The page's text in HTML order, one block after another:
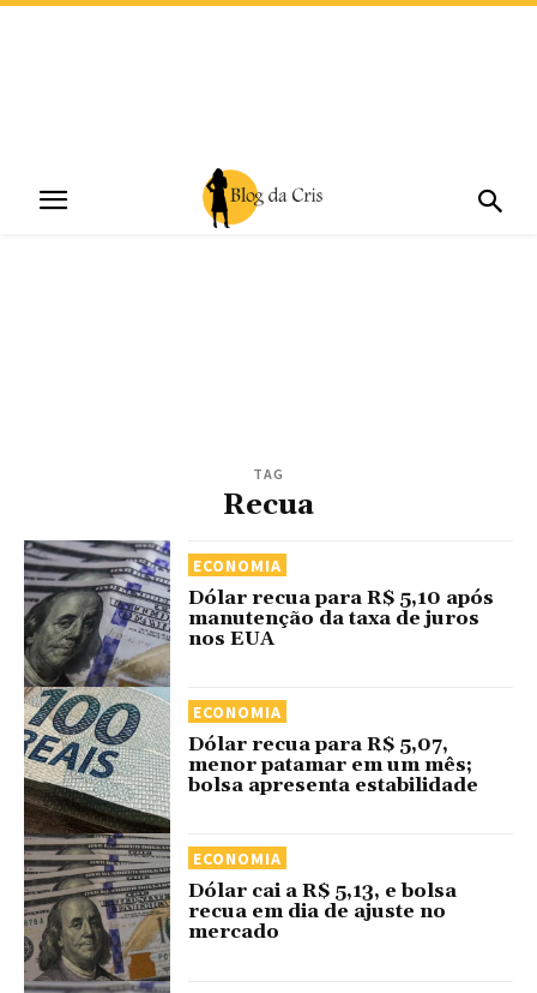
TAG
Recua
ECONOMIA
Dólar recua para R$ 5,10 após
manutenção da taxa de juros
nos EUA
ECONOMIA
Dólar recua para R$ 5,07,
menor patamar em um mês;
bolsa apresenta estabilidade
ECONOMIA
Dólar cai a R$ 5,13, e bolsa
recua em dia de ajuste no
mercado